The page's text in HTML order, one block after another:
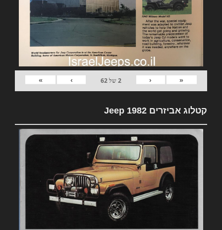
«
‹
2של62
›
»
קטלוג אביזרים 1982 Jeep